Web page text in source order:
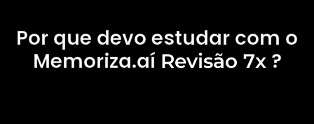
Por que devo estudar com o
Memoriza.aí Revisão 7x ?